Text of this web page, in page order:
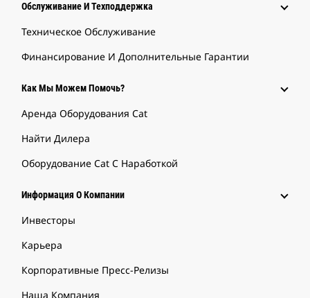
Обслуживание И Техподдержка
Техническое Обслуживание
Финансирование И Дополнительные Гарантии
Как Мы Можем Помочь?
Аренда Оборудования Cat
Найти Дилера
Оборудование Cat С Наработкой
Информация О Компании
Инвесторы
Карьера
Корпоративные Пресс-Релизы
Наша Компания